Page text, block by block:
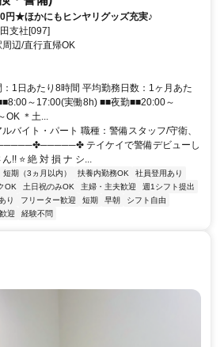
★ほかにもヒンヤリグッズ充実♪
支社[097]
辺/直行直帰OK
1日あたり8時間 平均勤務日数：1ヶ月あた
～17:00(実働8h) ■■夜勤■■20:00～
OK ＊土...
バイト・パート 職種：警備スタッフ/守衛、
テイケイで警備デビューし
!! ⭐ 絶 対 損 ナ シ...
短期（3ヵ月以内） 扶養内勤務OK
社員登用あり
OK 土日祝のみOK 主婦・主夫歓迎
週1シフト提出
り フリーター歓迎 短期 早朝
シフト自由
迎 経験不問